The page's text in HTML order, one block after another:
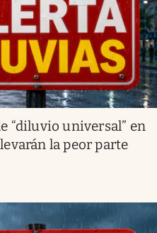
“diluvio universal” en
la peor parte